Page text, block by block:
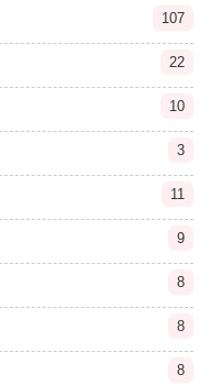
107
22
10
3
11
9
8
8
8